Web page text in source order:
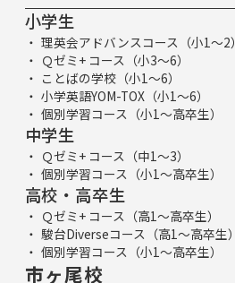
小学生
理英会アドバンスコース（小1～2）
Ｑゼミ+ コース（小3～6）
ことばの学校（小1～6）
小学英語YOM-TOX（小1～6）
個別学習コース（小1～高卒生）
中学生
Ｑゼミ+ コース（中1～3）
個別学習コース（小1～高卒生）
高校・高卒生
Ｑゼミ+ コース（高1～高卒生）
駿台Diverseコース（高1～高卒生）
個別学習コース（小1～高卒生）
市ヶ尾校